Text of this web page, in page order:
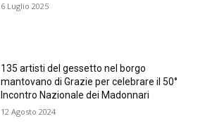
6 Luglio 2025
135 artisti del gessetto nel borgo
mantovano di Grazie per celebrare il 50°
Incontro Nazionale dei Madonnari
12 Agosto 2024